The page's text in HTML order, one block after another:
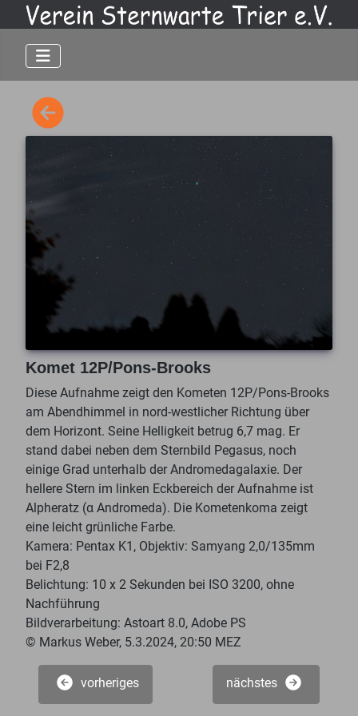
Komet 12P/Pons-Brooks
Diese Aufnahme zeigt den Kometen 12P/Pons-Brooks
am Abendhimmel in nord-westlicher Richtung über
dem Horizont. Seine Helligkeit betrug 6,7 mag. Er
stand dabei neben dem Sternbild Pegasus, noch
einige Grad unterhalb der Andromedagalaxie. Der
hellere Stern im linken Eckbereich der Aufnahme ist
Alpheratz (α Andromeda). Die Kometenkoma zeigt
eine leicht grünliche Farbe.
Kamera: Pentax K1, Objektiv: Samyang 2,0/135mm
bei F2,8
Belichtung: 10 x 2 Sekunden bei ISO 3200, ohne
Nachführung
Bildverarbeitung: Astoart 8.0, Adobe PS
© Markus Weber, 5.3.2024, 20:50 MEZ
vorheriges nächstes